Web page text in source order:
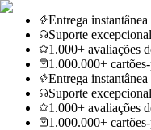
Entrega instantânea
Suporte excepcional
1.000+ avaliações
1.000.000+
Entrega instantânea
Suporte excepcional
1.000+ avaliações
1.000.000+